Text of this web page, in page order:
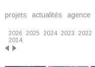
projets actualités agence
2026 2025 2024 2023 2022
2014